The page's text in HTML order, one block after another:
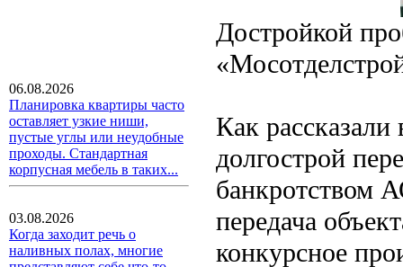
06.08.2026
Планировка квартиры часто
оставляет узкие ниши,
пустые углы или неудобные
проходы. Стандартная
корпусная мебель в таких...
03.08.2026
Когда заходит речь о
наливных полах, многие
Достройкой
Как
долгострой
банкротством
передача
конкурсное